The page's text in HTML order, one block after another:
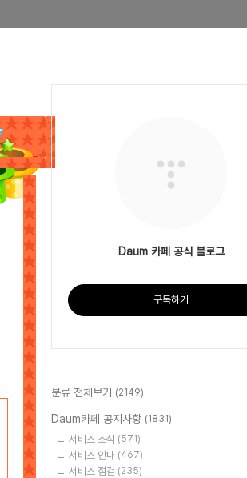
Daum 카페 공식 블로그
구독하기
분류 전체보기 (2149)
Daum카페 공지사항 (1831)
서비스 소식 (571)
서비스 안내 (467)
서비스 점검 (235)